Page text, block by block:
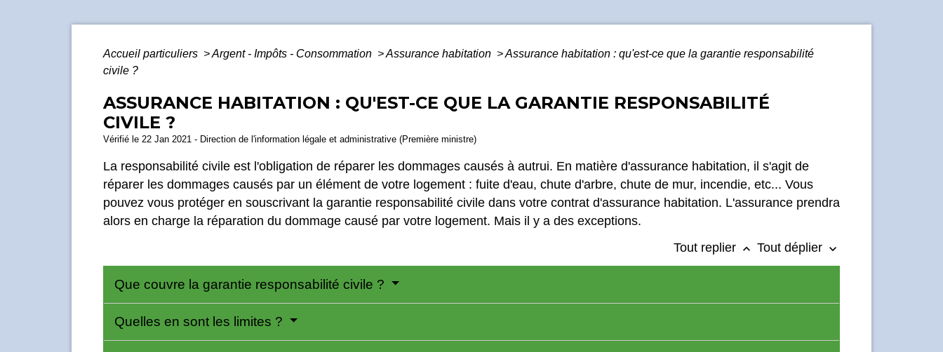
Accueil particuliers >Argent - Impôts - Consommation >Assurance habitation >Assurance habitation : qu'est-ce que la garantie responsabilité
civile ?
ASSURANCE HABITATION : QU'EST-CE QUE LA GARANTIE RESPONSABILITÉ
CIVILE ?
Vérifié le 22 Jan 2021 - Direction de l'information légale et administrative (Première ministre)
La responsabilité civile est l'obligation de réparer les dommages causés à autrui. En matière d'assurance habitation, il s'agit de
réparer les dommages causés par un élément de votre logement : fuite d'eau, chute d'arbre, chute de mur, incendie, etc... Vous
pouvez vous protéger en souscrivant la garantie responsabilité civile dans votre contrat d'assurance habitation. L'assurance prendra
alors en charge la réparation du dommage causé par votre logement. Mais il y a des exceptions.
Tout replier keyboard_arrow_up Tout déplier keyboard_arrow_down
Que couvre la garantie responsabilité civile ?
Quelles en sont les limites ?